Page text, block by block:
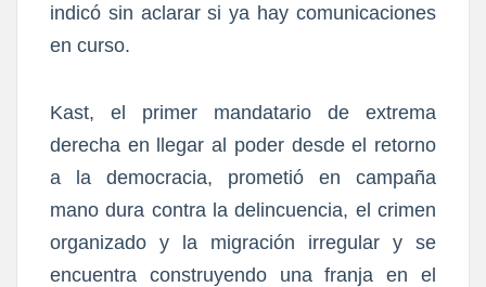
indicó sin aclarar si ya hay comunicaciones
en curso.
Kast, el primer mandatario de extrema
derecha en llegar al poder desde el retorno
a la democracia, prometió en campaña
mano dura contra la delincuencia, el crimen
organizado y la migración irregular y se
encuentra construyendo una franja en el